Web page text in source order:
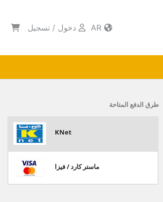
دخول / تسجيل
طرق الدفع المتاحة
KNet
ماستر كارد / فيزا